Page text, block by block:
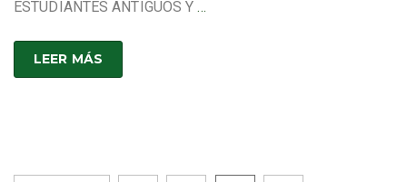
ESTUDIANTES ANTIGUOS Y…
LEER MÁS